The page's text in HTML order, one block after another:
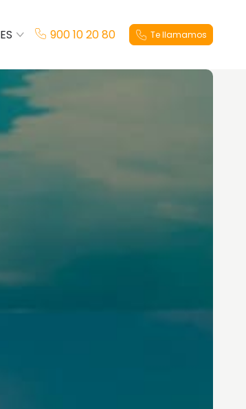
ES
900 10 20 80 Te llamamos